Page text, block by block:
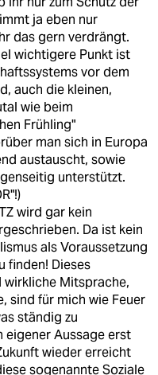
ja eben nur
das gern verdrängt.
wichtigere Punkt ist
vor dem
auch die kleinen,
wie beim
Frühling"
man sich in Europa
austauscht, sowie
unterstützt.
wird gar kein
Da ist kein
als Voraussetzung
finden! Dieses
Mitsprache,
sind für mich wie Feuer
ständig zu
eigener Aussage erst
wieder erreicht
sogenannte Soziale